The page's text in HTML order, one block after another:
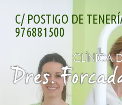
C/ POSTIGO DE
976881500